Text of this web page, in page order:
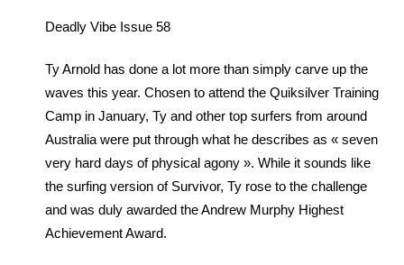
Deadly Vibe Issue 58
Ty Arnold has done a lot more than simply carve up the
waves this year. Chosen to attend the Quiksilver Training
Camp in January, Ty and other top surfers from around
Australia were put through what he describes as « seven
very hard days of physical agony ». While it sounds like
the surfing version of Survivor, Ty rose to the challenge
and was duly awarded the Andrew Murphy Highest
Achievement Award.